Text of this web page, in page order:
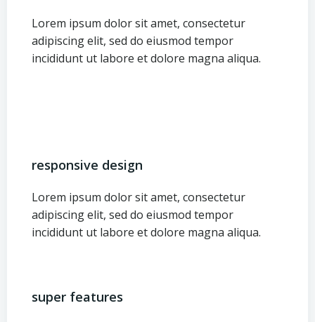
Lorem ipsum dolor sit amet, consectetur
adipiscing elit, sed do eiusmod tempor
incididunt ut labore et dolore magna aliqua.
responsive design
Lorem ipsum dolor sit amet, consectetur
adipiscing elit, sed do eiusmod tempor
incididunt ut labore et dolore magna aliqua.
super features